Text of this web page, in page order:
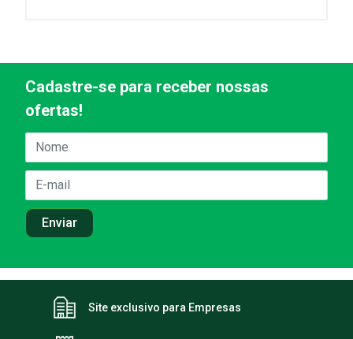
Cadastre-se para receber nossas
ofertas!
Site exclusivo para Empresas